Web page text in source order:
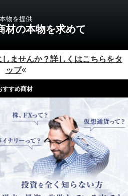
本物を提供
材の本物を求めて
ませんか？詳しくはこちらをタ
ップ
すすめ商材